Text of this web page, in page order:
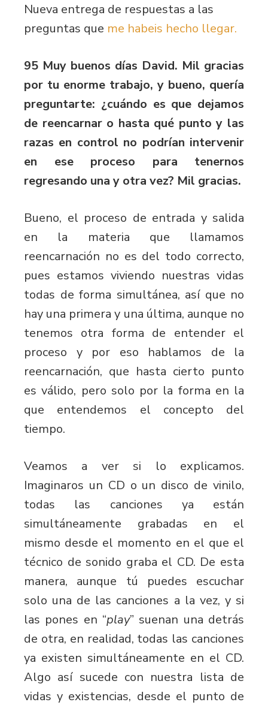
Nueva entrega de respuestas a las
preguntas que me habeis hecho llegar.
95 Muy buenos días David. Mil gracias
por tu enorme trabajo, y bueno, quería
preguntarte: ¿cuándo es que dejamos
de reencarnar o hasta qué punto y las
razas en control no podrían intervenir
en ese proceso para tenernos
regresando una y otra vez? Mil gracias.
Bueno, el proceso de entrada y salida
en la materia que llamamos
reencarnación no es del todo correcto,
pues estamos viviendo nuestras vidas
todas de forma simultánea, así que no
hay una primera y una última, aunque no
tenemos otra forma de entender el
proceso y por eso hablamos de la
reencarnación, que hasta cierto punto
es válido, pero solo por la forma en la
que entendemos el concepto del
tiempo.
Veamos a ver si lo explicamos.
Imaginaros un CD o un disco de vinilo,
todas las canciones ya están
simultáneamente grabadas en el
mismo desde el momento en el que el
técnico de sonido graba el CD. De esta
manera, aunque tú puedes escuchar
solo una de las canciones a la vez, y si
las pones en “play” suenan una detrás
de otra, en realidad, todas las canciones
ya existen simultáneamente en el CD.
Algo así sucede con nuestra lista de
vidas y existencias, desde el punto de